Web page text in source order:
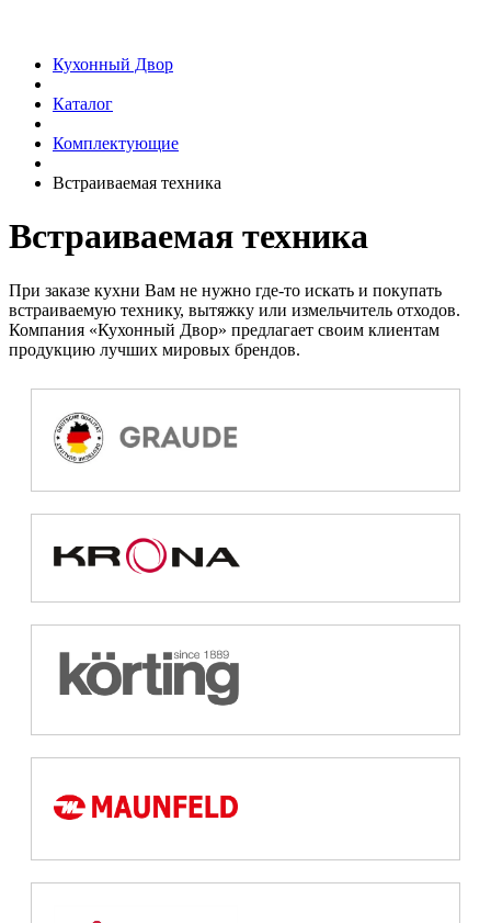
Кухонный Двор
Каталог
Комплектующие
Встраиваемая техника
Встраиваемая техника
При заказе кухни Вам не нужно где-то искать и покупать
встраиваемую технику, вытяжку или измельчитель отходов.
Компания «Кухонный Двор» предлагает своим клиентам
продукцию лучших мировых брендов.